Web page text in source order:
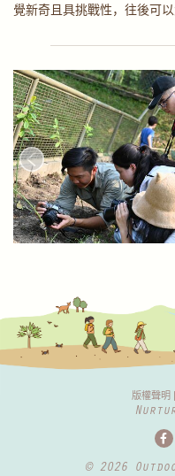
覺新奇且具挑戰性，往後可
版權聲明 |
© 2026